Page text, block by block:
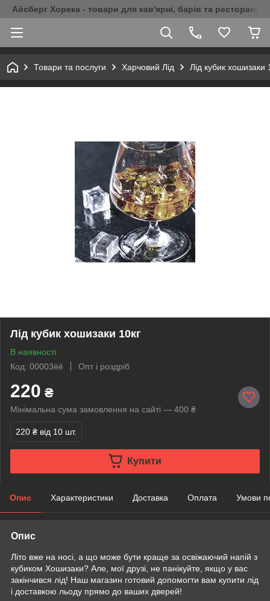
Айсберг Хорека - товари для кав'ярні, барів та ресторанів
Товари та послуги Харчовий Лід Лід кубик хошизаки
Лід кубик хошизаки 10кг
В наявності
Код: 00003ёё
Опт і роздріб
220 ₴
Мінімальна сума замовлення на сайті — 400 ₴
220 ₴ від 10 шт.
Купити
Опис Характеристики Доставка Оплата Умови
Опис
Літо вже на носі, а що може бути краще за освіжаючий напій з
кубиком Хошизаки? Але, мої друзі, не панікуйте, якщо у вас
закінчився лід! Наш магазин готовий допомогти вам купити лід
і доставкою льоду прямо до ваших дверей!